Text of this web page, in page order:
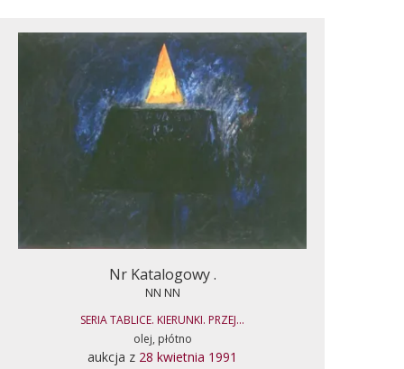
Nr Katalogowy .
NN NN
SERIA TABLICE. KIERUNKI. PRZEJ...
olej, płótno
aukcja z 28 kwietnia 1991